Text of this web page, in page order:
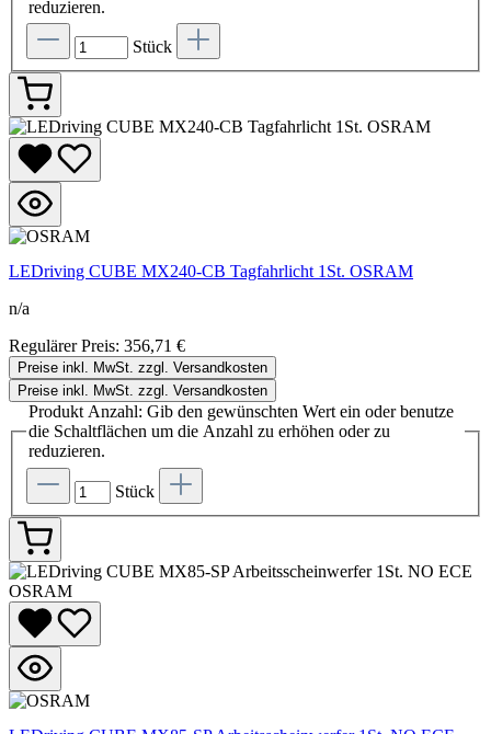
reduzieren.
Stück
LEDriving CUBE MX240-CB Tagfahrlicht 1St. OSRAM
n/a
Regulärer Preis: 356,71 €
Preise inkl. MwSt. zzgl. Versandkosten
Preise inkl. MwSt. zzgl. Versandkosten
Produkt Anzahl: Gib den gewünschten Wert ein oder benutze
die Schaltflächen um die Anzahl zu erhöhen oder zu
reduzieren.
Stück